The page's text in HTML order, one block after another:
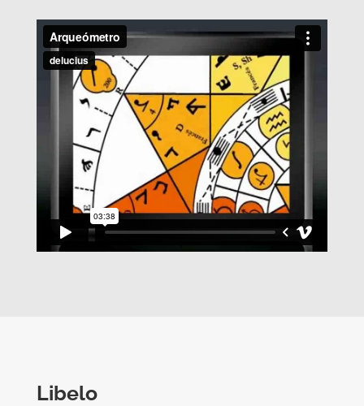
Libelo